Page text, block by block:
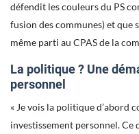
défendit les couleurs du PS
fusion des communes) et que
même parti au CPAS de la
La politique ? Une
personnel
« Je vois la politique d’abord
investissement personnel. Ce